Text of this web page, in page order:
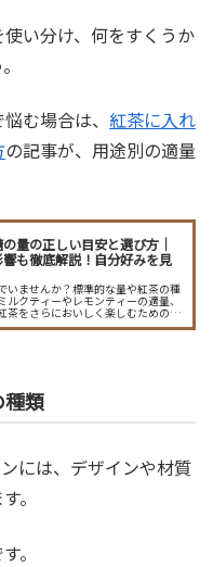
い分け、何をすくうか
む場合は、 紅茶に入れ
の記事が、用途別の適量
量の正しい目安と選び方｜
も徹底解説！自分好みを見
いませんか？標準的な量や紅茶の種
クティーやレモンティーの適量、
茶をさらにおいしく楽しむための砂
詳しく解説します。
種類
には、デザインや材質
。
。